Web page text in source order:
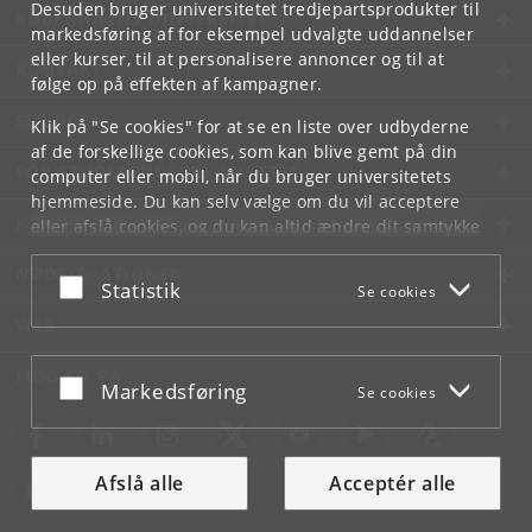
Desuden bruger universitetet tredjepartsprodukter til
markedsføring af for eksempel udvalgte uddannelser
eller kurser, til at personalisere annoncer og til at
følge op på effekten af kampagner.
Klik på "Se cookies" for at se en liste over udbyderne
af de forskellige cookies, som kan blive gemt på din
computer eller mobil, når du bruger universitetets
hjemmeside. Du kan selv vælge om du vil acceptere
eller afslå cookies, og du kan altid ændre dit samtykke
underCookie- og privatlivspolitiksom du finder i
bunden af hver side.
Acceptér eller afslå
Statistik Se cookies
Acceptér eller afslå
Markedsføring Se cookies
Afslå alle Acceptér alle
KØBENHAVNS UNIVERSITET
KONTAKT
SERVICES
FOR STUDERENDE OG ANSATTE
JOB OG KARRIERE
NØDSITUATIONER
WEB
MØD KU PÅ